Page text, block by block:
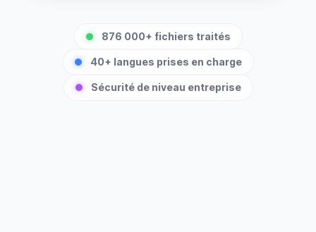
876 000+ fichiers traités
40+ langues prises en charge
Sécurité de niveau entreprise